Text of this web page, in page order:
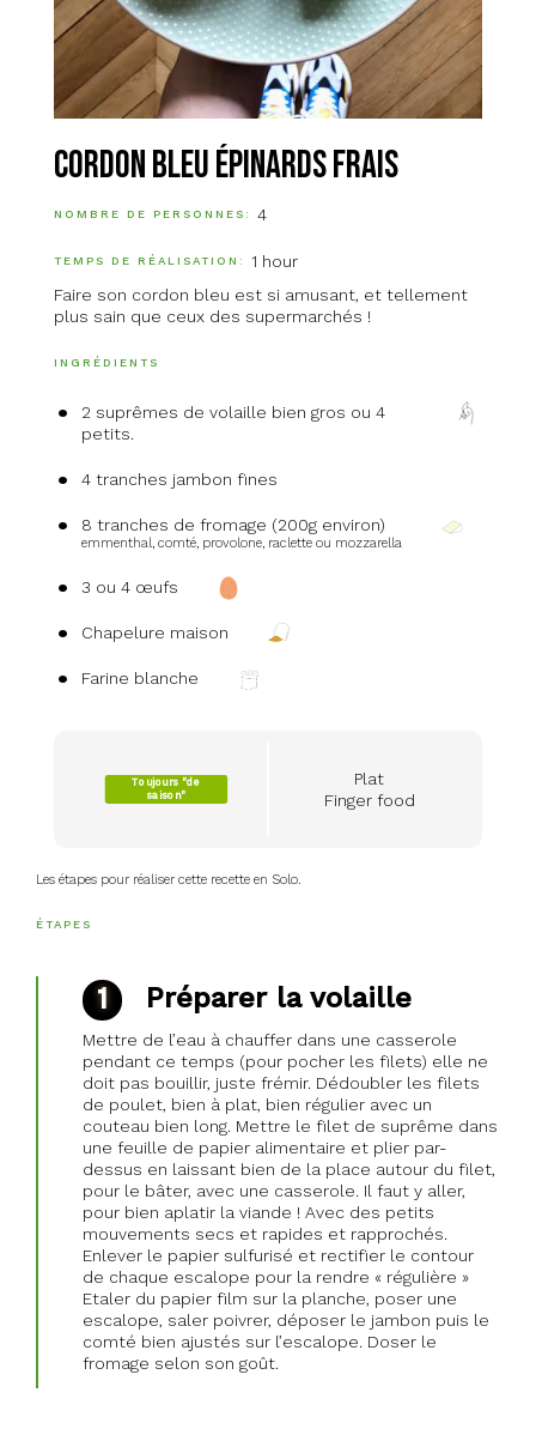
Cordon bleu épinards frais
NOMBRE DE PERSONNES 4
TEMPS DE RÉALISATION
1 hour
Faire son cordon bleu est si amusant, et tellement
plus sain que ceux des supermarchés !
INGRÉDIENTS
2 suprêmes de volaille bien gros ou 4
petits.
4 tranches jambon fines
8 tranches de fromage (200g environ)
emmenthal, comté, provolone, raclette ou mozzarella
3 ou 4 œufs
Chapelure maison
Farine blanche
seasonality_view_content
Toujours "de
saison"
Plat
Finger food
Les étapes pour réaliser cette recette en Solo.
ÉTAPES
Préparer la volaille
Mettre de l’eau à chauffer dans une casserole
pendant ce temps (pour pocher les filets) elle ne
doit pas bouillir, juste frémir. Dédoubler les filets
de poulet, bien à plat, bien régulier avec un
couteau bien long. Mettre le filet de suprême dans
une feuille de papier alimentaire et plier par-
dessus en laissant bien de la place autour du filet,
pour le bâter, avec une casserole. Il faut y aller,
pour bien aplatir la viande ! Avec des petits
mouvements secs et rapides et rapprochés.
Enlever le papier sulfurisé et rectifier le contour
de chaque escalope pour la rendre « régulière »
Etaler du papier film sur la planche, poser une
escalope, saler poivrer, déposer le jambon puis le
comté bien ajustés sur l’escalope. Doser le
fromage selon son goût.